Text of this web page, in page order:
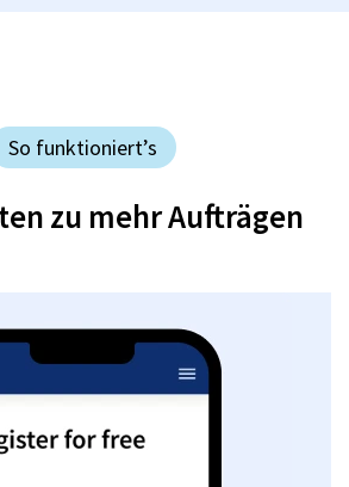
So funktioniert’s
zu mehr Aufträgen